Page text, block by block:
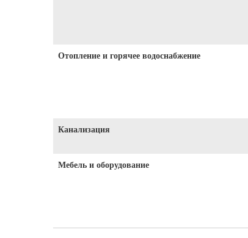
Отопление и горячее водоснабжение
Канализация
Мебель и оборудование